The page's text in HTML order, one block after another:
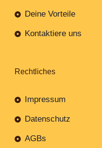
Deine Vorteile
Kontaktiere uns
Rechtliches
Impressum
Datenschutz
AGBs